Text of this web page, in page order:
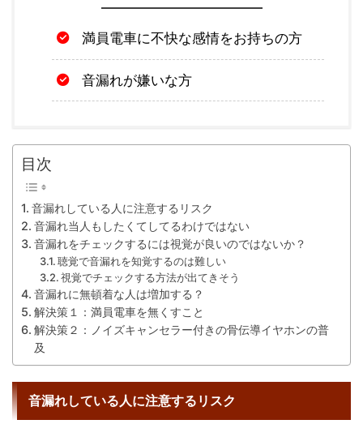
満員電車に不快な感情をお持ちの方
音漏れが嫌いな方
目次
音漏れしている人に注意するリスク
音漏れ当人もしたくてしてるわけではない
音漏れをチェックするには視覚が良いのではないか？
聴覚で音漏れを知覚するのは難しい
視覚でチェックする方法が出てきそう
音漏れに無頓着な人は増加する？
解決策１：満員電車を無くすこと
解決策２：ノイズキャンセラー付きの骨伝導イヤホンの普
及
音漏れしている人に注意するリスク